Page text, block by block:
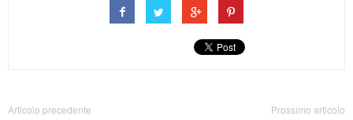
Articolo precedente Prossimo articolo